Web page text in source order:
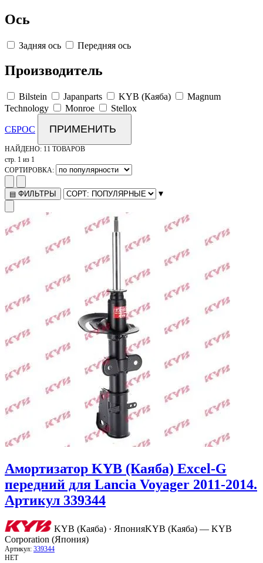
Ось
Задняя ось Передняя ось
Производитель
Bilstein Japanparts KYB (Каяба)
Magnum
Technology
Monroe Stellox
СБРОС ПРИМЕНИТЬ
НАЙДЕНО: 11 ТОВАРОВ
стр. 1 из 1
СОРТИРОВКА:
▤ ФИЛЬТРЫ ▾
Амортизатор KYB (Каяба) Excel-G
передний для Lancia Voyager 2011-2014.
Артикул 339344
KYB (Каяба) · ЯпонияKYB (Каяба) — KYB
Corporation (Япония)
Артикул: 339344
НЕТ